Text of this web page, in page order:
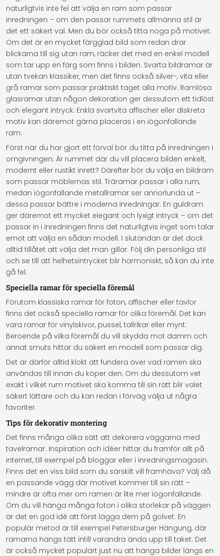
naturligtvis inte fel att välja en ram som passar
inredningen – om den passar rummets allmänna stil är
det ett säkert val. Men du bör också titta noga på motivet:
Om det är en mycket färgglad bild som redan drar
blickarna till sig utan ram, räcker det med en enkel modell
som tar upp en färg som finns i bilden. Svarta bildramar är
utan tvekan klassiker, men det finns också silver-, vita eller
grå ramar som passar praktiskt taget alla motiv. Ramlösa
glasramar utan någon dekoration ger dessutom ett tidlöst
och elegant intryck. Enkla svartvita affischer eller diskreta
motiv kan däremot gärna placeras i en iögonfallande
ram.
Först när du har gjort ett förval bör du titta på inredningen i
omgivningen: Är rummet där du vill placera bilden enkelt,
modernt eller rustikt inrett? Därefter bör du välja en bildram
som passar möblernas stil. Träramar passar i alla rum,
medan iögonfallande metallramar ser annorlunda ut –
dessa passar bättre i moderna inredningar. En guldram
ger däremot ett mycket elegant och lyxigt intryck – om det
passar in i inredningen finns det naturligtvis inget som talar
emot att välja en sådan modell. I slutändan är det dock
alltid tillåtet att välja det man gillar. Följ din personliga stil
och se till att helhetsintrycket blir harmoniskt, så kan du inte
gå fel.
Speciella ramar för speciella föremål
Förutom klassiska ramar för foton, affischer eller tavlor
finns det också speciella ramar för olika föremål. Det kan
vara ramar för vinylskivor, pussel, tallrikar eller mynt.
Beroende på vilka föremål du vill skydda mot damm och
annat smuts hittar du säkert en modell som passar dig.
Det är därför alltid klokt att fundera över vad ramen ska
användas till innan du köper den. Om du dessutom vet
exakt i vilket rum motivet ska komma till sin rätt blir valet
säkert lättare och du kan redan i förväg välja ut några
favoriter.
Tips för dekorativ montering
Det finns många olika sätt att dekorera väggarna med
tavelramar. Inspiration och idéer hittar du framför allt på
internet, till exempel på bloggar eller i inredningsmagasin.
Finns det en viss bild som du särskilt vill framhäva? Välj då
en passande vägg där motivet kommer till sin rätt –
mindre är ofta mer om ramen är lite mer iögonfallande.
Om du vill hänga många foton i olika storlekar på väggen
är det en god idé att först lägga dem på golvet. En
populär metod är till exempel Petersburger Hängung, där
ramarna hängs tätt intill varandra ända upp till taket. Det
är också mycket populärt just nu att hänga bilder längs en